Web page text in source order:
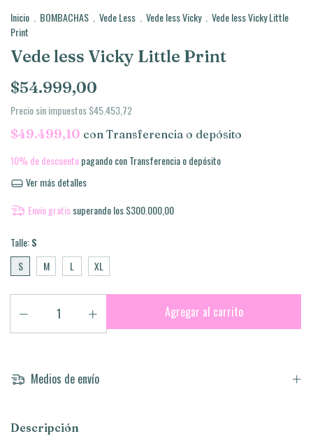
Inicio . BOMBACHAS . Vede Less . Vede less Vicky . Vede less Vicky Little
Print
Vede less Vicky Little Print
$54.999,00
Precio sin impuestos$45.453,72
$49.499,10 con Transferencia o depósito
10% de descuentopagando con Transferencia o depósito
Ver más detalles
Envío gratissuperando los$300.000,00
Talle:S
S
M L XL
Medios de envío
Descripción